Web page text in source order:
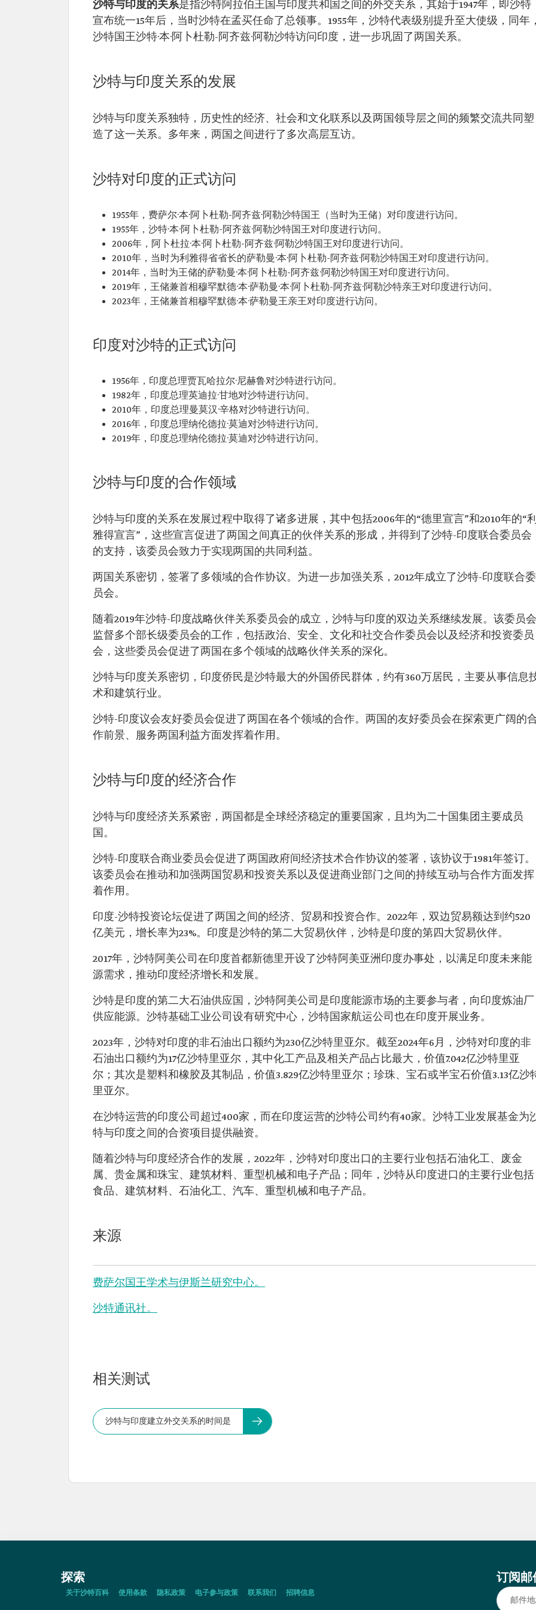
沙特与印度的关系是指沙特阿拉伯王国与印度共和国之间的外交关系，其始于1947年，即沙特
宣布统一15年后，当时沙特在孟买任命了总领事。1955年，沙特代表级别提升至大使级，同年
沙特国王沙特·本·阿卜杜勒-阿齐兹·阿勒沙特访问印度，进一步巩固了两国关系。
沙特与印度关系的发展
沙特与印度关系独特，历史性的经济、社会和文化联系以及两国领导层之间的频繁交流共同塑
造了这一关系。多年来，两国之间进行了多次高层互访。
沙特对印度的正式访问
1955年，费萨尔·本·阿卜杜勒-阿齐兹·阿勒沙特国王（当时为王储）对印度进行访问。
1955年，沙特·本·阿卜杜勒-阿齐兹·阿勒沙特国王对印度进行访问。
2006年，阿卜杜拉·本·阿卜杜勒-阿齐兹·阿勒沙特国王对印度进行访问。
2010年，当时为利雅得省省长的萨勒曼·本·阿卜杜勒-阿齐兹·阿勒沙特国王对印度进行访问。
2014年，当时为王储的萨勒曼·本·阿卜杜勒-阿齐兹·阿勒沙特国王对印度进行访问。
2019年，王储兼首相穆罕默德·本·萨勒曼·本·阿卜杜勒-阿齐兹·阿勒沙特亲王对印度进行访问。
2023年，王储兼首相穆罕默德·本·萨勒曼王亲王对印度进行访问。
印度对沙特的正式访问
1956年，印度总理贾瓦哈拉尔·尼赫鲁对沙特进行访问。
1982年，印度总理英迪拉·甘地对沙特进行访问。
2010年，印度总理曼莫汉·辛格对沙特进行访问。
2016年，印度总理纳伦德拉·莫迪对沙特进行访问。
2019年，印度总理纳伦德拉·莫迪对沙特进行访问。
沙特与印度的合作领域
沙特与印度的关系在发展过程中取得了诸多进展，其中包括2006年的“德里宣言”和2010年的“
雅得宣言”，这些宣言促进了两国之间真正的伙伴关系的形成，并得到了沙特-印度联合委员会
的支持，该委员会致力于实现两国的共同利益。
两国关系密切，签署了多领域的合作协议。为进一步加强关系，2012年成立了沙特-印度联合委
员会。
随着2019年沙特-印度战略伙伴关系委员会的成立，沙特与印度的双边关系继续发展。该委员会
监督多个部长级委员会的工作，包括政治、安全、文化和社交合作委员会以及经济和投资委员
会，这些委员会促进了两国在多个领域的战略伙伴关系的深化。
沙特与印度关系密切，印度侨民是沙特最大的外国侨民群体，约有360万居民，主要从事信息
术和建筑行业。
沙特-印度议会友好委员会促进了两国在各个领域的合作。两国的友好委员会在探索更广阔的
作前景、服务两国利益方面发挥着作用。
沙特与印度的经济合作
沙特与印度经济关系紧密，两国都是全球经济稳定的重要国家，且均为二十国集团主要成员
国。
沙特-印度联合商业委员会促进了两国政府间经济技术合作协议的签署，该协议于1981年签订。
该委员会在推动和加强两国贸易和投资关系以及促进商业部门之间的持续互动与合作方面发挥
着作用。
印度-沙特投资论坛促进了两国之间的经济、贸易和投资合作。2022年，双边贸易额达到约520
亿美元，增长率为23%。印度是沙特的第二大贸易伙伴，沙特是印度的第四大贸易伙伴。
2017年，沙特阿美公司在印度首都新德里开设了沙特阿美亚洲印度办事处，以满足印度未来能
源需求，推动印度经济增长和发展。
沙特是印度的第二大石油供应国，沙特阿美公司是印度能源市场的主要参与者，向印度炼油厂
供应能源。沙特基础工业公司设有研究中心，沙特国家航运公司也在印度开展业务。
2023年，沙特对印度的非石油出口额约为230亿沙特里亚尔。截至2024年6月，沙特对印度的非
石油出口额约为17亿沙特里亚尔，其中化工产品及相关产品占比最大，价值7.042亿沙特里亚
尔；其次是塑料和橡胶及其制品，价值3.829亿沙特里亚尔；珍珠、宝石或半宝石价值3.13亿沙
里亚尔。
在沙特运营的印度公司超过400家，而在印度运营的沙特公司约有40家。沙特工业发展基金为
特与印度之间的合资项目提供融资。
随着沙特与印度经济合作的发展，2022年，沙特对印度出口的主要行业包括石油化工、废金
属、贵金属和珠宝、建筑材料、重型机械和电子产品；同年，沙特从印度进口的主要行业包括
食品、建筑材料、石油化工、汽车、重型机械和电子产品。
来源
费萨尔国王学术与伊斯兰研究中心。
沙特通讯社。
相关测试
沙特与印度建立外交关系的时间是
探索
关于沙特百科 使用条款 隐私政策 电子参与政策 联系我们 招聘信息
订阅邮